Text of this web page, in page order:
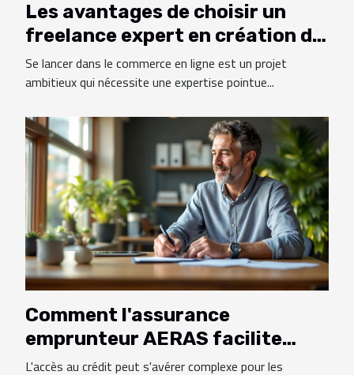
Les avantages de choisir un
freelance expert en création de
boutiques en ligne
Se lancer dans le commerce en ligne est un projet
ambitieux qui nécessite une expertise pointue...
Comment l'assurance
emprunteur AERAS facilite
l'accès au crédit pour les
L'accès au crédit peut s'avérer complexe pour les